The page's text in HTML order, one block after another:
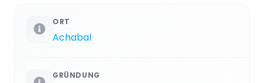
ORT
Achabal
GRÜNDUNG